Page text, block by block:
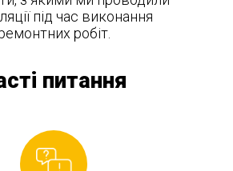
під час виконання
робіт.
питання